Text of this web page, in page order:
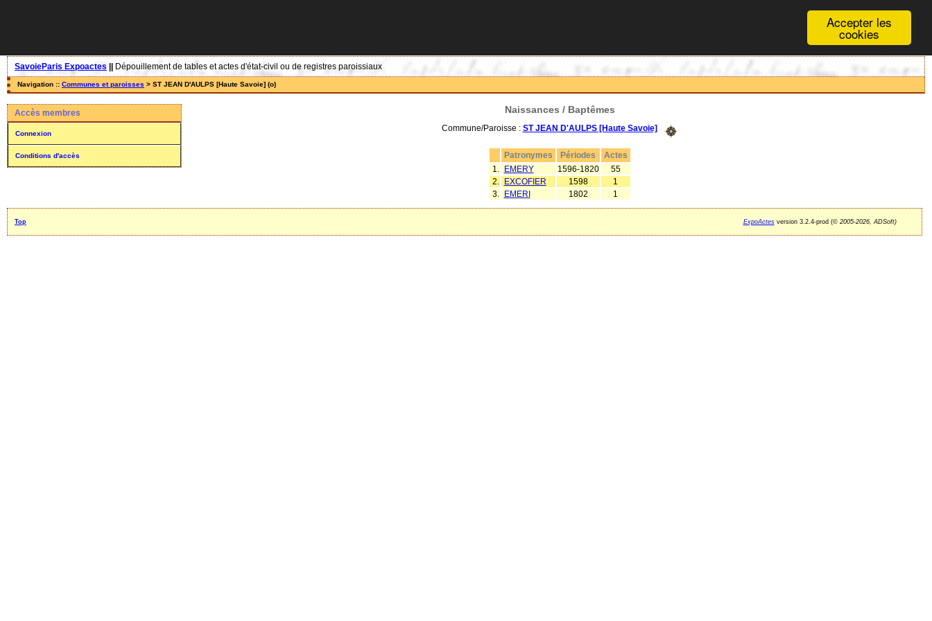
Accepter les
cookies
SavoieParis Expoactes Dépouillement de tables et actes d'état-civil ou de registres paroissiaux
Navigation :: Communes et paroisses > ST JEAN D'AULPS [Haute Savoie] (o)
Accès membres
Connexion
Conditions d'accès
Naissances / Baptêmes
Commune/Paroisse : ST JEAN D'AULPS [Haute Savoie]
Patronymes Périodes
Actes
1.
EMERY 1596-1820
55
2.
EXCOFIER 1598
1
3.
EMERI 1802 1
Top ExpoActesversion 3.2.4-prod (©2005-2026, ADSoft)